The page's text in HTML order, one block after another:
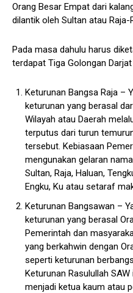
Orang Besar Empat dari
dilantik oleh Sultan atau Raja-
Pada masa dahulu harus
terdapat Tiga Golongan
Keturunan Bangsa Raja –
keturunan yang berasal
Wilayah atau Daerah
terputus dari turun
tersebut. Kebiasaan
mengunakan gelaran
Sultan, Raja, Haluan,
Engku, Ku atau setaraf
Keturunan Bangsawan –
keturunan yang berasal
Pemerintah dan
yang berkahwin dengan
seperti keturunan
Keturunan Rasulullah
menjadi ketua kaum atau